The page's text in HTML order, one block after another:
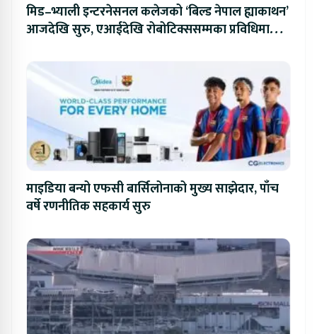
मिड–भ्याली इन्टरनेसनल कलेजको ‘बिल्ड नेपाल ह्याकाथन’
आजदेखि सुरु, एआईदेखि रोबोटिक्ससम्मका प्रविधिमा
माइडिया बन्यो एफसी बार्सिलोनाको मुख्य साझेदार, पाँच
वर्षे रणनीतिक सहकार्य सुरु